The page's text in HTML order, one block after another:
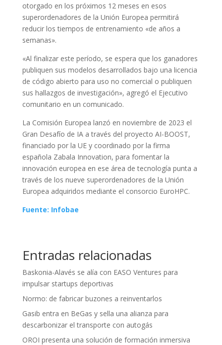
otorgado en los próximos 12 meses en esos
superordenadores de la Unión Europea permitirá
reducir los tiempos de entrenamiento «de años a
semanas».
«Al finalizar este período, se espera que los ganadores
publiquen sus modelos desarrollados bajo una licencia
de código abierto para uso no comercial o publiquen
sus hallazgos de investigación», agregó el Ejecutivo
comunitario en un comunicado.
La Comisión Europea lanzó en noviembre de 2023 el
Gran Desafío de IA a través del proyecto AI-BOOST,
financiado por la UE y coordinado por la firma
española Zabala Innovation, para fomentar la
innovación europea en ese área de tecnología punta a
través de los nueve superordenadores de la Unión
Europea adquiridos mediante el consorcio EuroHPC.
Fuente: Infobae
Entradas relacionadas
Baskonia-Alavés se alía con EASO Ventures para
impulsar startups deportivas
Normo: de fabricar buzones a reinventarlos
Gasib entra en BeGas y sella una alianza para
descarbonizar el transporte con autogás
OROI presenta una solución de formación inmersiva